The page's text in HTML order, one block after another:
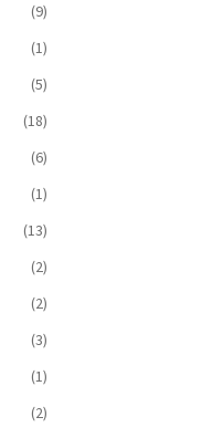
(9)
(1)
(5)
(18)
(6)
(1)
(13)
(2)
(2)
(3)
(1)
(2)